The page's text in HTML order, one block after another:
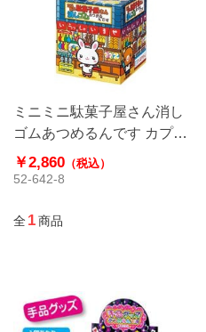
ミニミニ駄菓子屋さん消し
ゴムあつめるんです カプセ
ルつかみ
￥2,860 （税込）
52-642-8
全1商品